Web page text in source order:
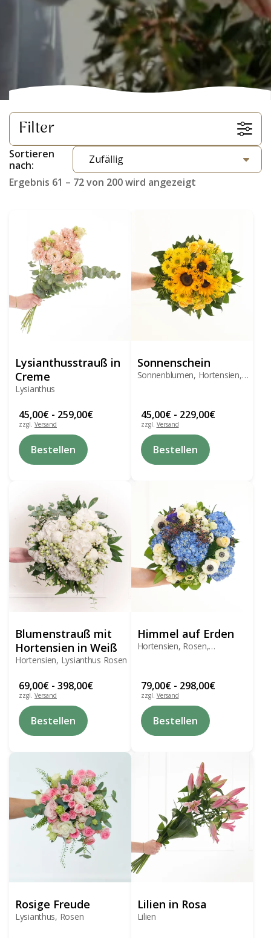
Filter
Sortieren
nach:
Ergebnis 61 – 72 von 200 wird angezeigt
Lysianthusstrauß in
Creme
Lysianthus
45,00€ - 259,00€
zzgl. Versand
Bestellen
Produkt
Die
Optionen
können
auf
der
Produktseite
gewählt
werden
Sonnenschein
Sonnenblumen, Hortensien,
45,00€- 229,00€
zzgl. Versand
Bestellen
Produkt
Die
Optionen
können
auf
der
Produktseite
gewählt
werden
Blumenstrauß mit
Hortensien in Weiß
Hortensien, Lysianthus Rosen
69,00€ - 398,00€
zzgl. Versand
Bestellen
Produkt
Varianten
Die
Optionen
können
auf
der
Produktseite
gewählt
werden
Himmel auf Erden
Hortensien, Rosen,
79,00€- 298,00€
zzgl. Versand
Bestellen
Produkt
Die
Optionen
können
auf
der
Produktseite
gewählt
Rosige Freude
Lysianthus, Rosen
Lilien in Rosa
Lilien